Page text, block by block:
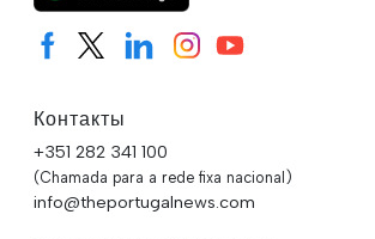
Контакты
+351 282 341 100
(Chamada para a rede fixa nacional)
info@theportugalnews.com